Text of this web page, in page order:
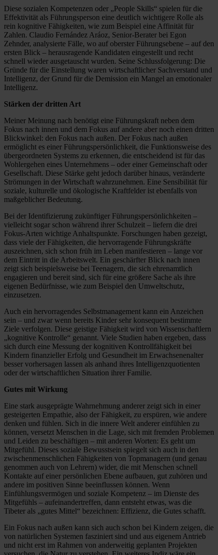
Diese sozialen Kompetenzen oder „People Skills“ spielen für die
Effektivität als Führungsperson eine deutlich wichtigere Rolle als
rein kognitive Fähigkeiten, wie zum Beispiel eine Affinität für
Zahlen. Claudio Fernández Aráoz, Senior-Berater bei Egon
Zehnder, analysierte Fälle, wo auf oberster Führungsebene – auf den
ersten Blick – herausragende Kandidaten eingestellt und recht
schnell wieder ausgetauscht wurden. Seine Schlussfolgerung: Die
Gründe für die Einstellung waren wirtschaftlicher Sachverstand und
Intelligenz, der Grund für die Demission ein Mangel an emotionaler
Intelligenz.
Stärken der dritten Art
Meiner Meinung nach benötigt eine Führungskraft neben dem
Fokus nach innen und dem Fokus auf andere aber noch einen dritten
Blickwinkel: den Fokus nach außen. Der Fokus nach außen
ermöglicht es einer Führungspersönlichkeit, die Funktionsweise des
übergeordneten Systems zu erkennen, die entscheidend ist für das
Wohlergehen eines Unternehmens – oder einer Gemeinschaft oder
Gesellschaft. Diese Stärke geht jedoch darüber hinaus, veränderte
Strömungen in der Wirtschaft wahrzunehmen. Eine Sensibilität für
soziale, kulturelle und ökologische Kraftfelder ist ebenfalls von
maßgeblicher Bedeutung.
Bei der Identifizierung zukünftiger Führungspersönlichkeiten –
vielleicht sogar schon während ihrer Schulzeit – liefern die drei
Fokus-Arten wichtige Anhaltspunkte. Forschungen haben gezeigt,
dass viele der Fähigkeiten, die hervorragende Führungskräfte
auszeichnen, sich schon früh im Leben manifestieren – lange vor
dem Eintritt in die Arbeitswelt. Ein geschärfter Blick nach innen
zeigt sich beispielsweise bei Teenagern, die sich ehrenamtlich
engagieren und bereit sind, sich für eine größere Sache als ihre
eigenen Bedürfnisse, wie zum Beispiel den Umweltschutz,
einzusetzen.
Auch ein hervorragendes Selbstmanagement kann ein Anzeichen
sein – und zwar wenn bereits Kinder sehr konsequent bestimmte
Ziele verfolgen. Diese geistige Fähigkeit wird von Wissenschaftlern
„kognitive Kontrolle“ genannt. Viele Studien haben ergeben, dass
sich durch eine Messung der kognitiven Kontrollfähigkeit bei
Kindern finanzieller Erfolg und Gesundheit im Erwachsenenalter
besser vorhersagen lassen als anhand ihres Intelligenzquotienten
oder der wirtschaftlichen Situation ihrer Familie.
Gutes mit Wirkung
Eine stark ausgeprägte Wahrnehmung anderer zeigt sich in einer
gesteigerten Empathie, also der Fähigkeit, zu erspüren, wie andere
denken und fühlen. Sich in die innere Welt anderer einfühlen zu
können, versetzt Menschen in die Lage, sich mit fremden Problemen
und Leiden zu beschäftigen – mit anderen Worten: Es geht um
Mitgefühl. Dieses soziale Bewusstsein spiegelt sich auch in den
zwischenmenschlichen Fähigkeiten von Topmanagern (und genau
genommen auch von Lehrern) wider, die mit Menschen schnell
Kontakte auf einer persönlichen Ebene aufbauen, gut zuhören und
andere im positiven Sinne beeinflussen können. Wenn
Einfühlungsvermögen und soziale Kompetenz – im Dienste des
Mitgefühls – aufeinandertreffen, dann entsteht etwas, was die
Tibeter als „gutes Mittel“ bezeichnen: Effizienz, die Gutes schafft.
Ein Fokus nach außen kann sich auch schon bei Kindern zeigen, die
von natürlichen Systemen fasziniert sind und aus eigenem Antrieb
und nicht erst im Rahmen von anderweitig geplanten Projekten